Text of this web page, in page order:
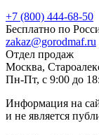
+7 (800) 444-68-50
Бесплатно по
zakaz@gorodmaf.ru
Отдел продаж
Москва,
Пн-Пт, с 9:00 до
Информация на
и не является